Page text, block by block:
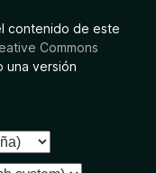
contenido de este
Commons
una versión